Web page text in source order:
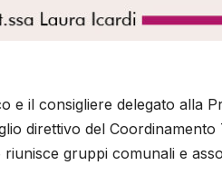
e il consigliere delegato alla
direttivo del
gruppi comunali e